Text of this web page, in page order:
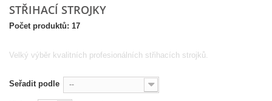
STŘIHACÍ STROJKY
Počet produktů: 17
Velký výběr kvalitních profesionálních střihacích strojků.
Seřadit podle --